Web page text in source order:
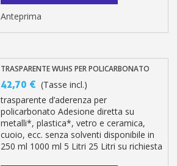
Anteprima
TRASPARENTE WUHS PER POLICARBONATO
42,70 € (Tasse incl.)
trasparente d’aderenza per
policarbonato Adesione diretta su
metalli*, plastica*, vetro e ceramica,
cuoio, ecc. senza solventi disponibile in
250 ml 1000 ml 5 Litri 25 Litri su richiesta